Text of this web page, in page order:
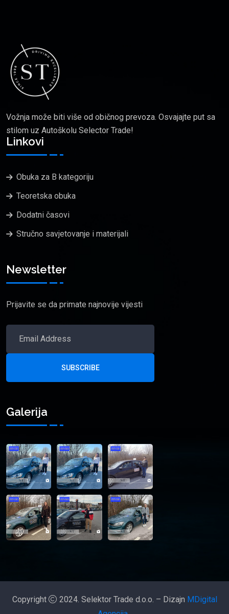
Vožnja može biti više od običnog prevoza. Osvajajte put sa
stilom uz Autoškolu Selector Trade!
Linkovi
Obuka za B kategoriju
Teoretska obuka
Dodatni časovi
Stručno savjetovanje i materijali
Newsletter
Prijavite se da primate najnovije vijesti
SUBSCRIBE
Galerija
Copyright 2024. Selektor Trade d.o.o. – Dizajn MDigital